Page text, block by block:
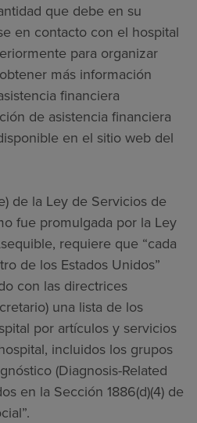
que debe en su
en contacto con el hospital
para organizar
más información
financiera
de asistencia financiera
en el sitio web del
de la Ley de Servicios de
fue promulgada por la Ley
requiere que “cada
de los Estados Unidos”
con las directrices
una lista de los
por artículos y servicios
incluidos los grupos
(Diagnosis-Related
en la Sección 1886(d)(4) de